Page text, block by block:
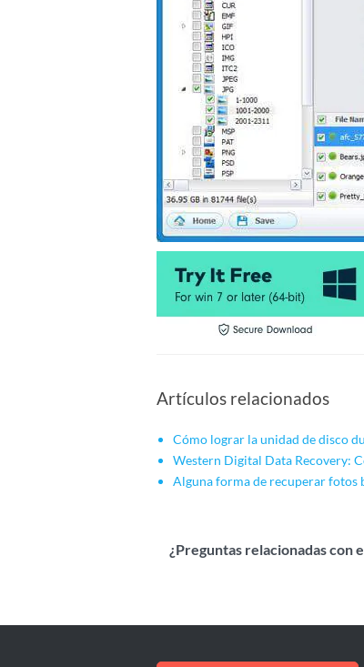
Artículos relacionados
Cómo lograr la unidad de disco
Western Digital Data Recovery:
Alguna forma de recuperar
¿Preguntas relacionadas con